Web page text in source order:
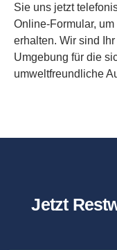
Sie uns jetzt
Online-Formular,
erhalten. Wir sind
Umgebung für die
umweltfreundliche
Jetzt